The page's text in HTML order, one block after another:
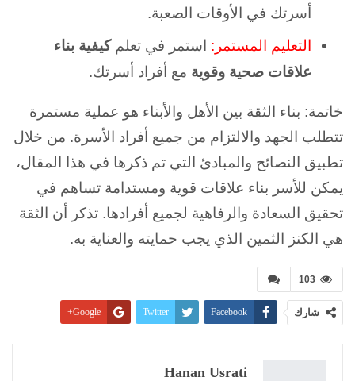
أسرتك في الأوقات الصعبة.
التعليم المستمر: استمر في تعلمكيفية بناء
علاقات صحية وقوية مع أفراد أسرتك.
خاتمة: بناء الثقة بين الأهل والأبناء هو عملية مستمرة
تتطلب الجهد والالتزام من جميع أفراد الأسرة. من خلال
تطبيق النصائح والمبادئ التي تم ذكرها في هذا المقال،
يمكن للأسر بناء علاقات قوية ومستدامة تساهم في
تحقيق السعادة والرفاهية لجميع أفرادها. تذكر أن الثقة
هي الكنز الثمين الذي يجب حمايته والعناية به.
103
شارك Facebook
Twitter
Google+
Linkedin
Hanan Usrati